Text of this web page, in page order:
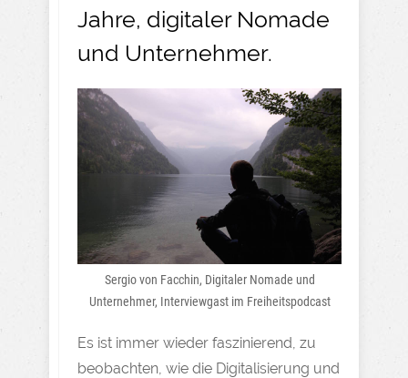
Jahre, digitaler Nomade
und Unternehmer.
Sergio von Facchin, Digitaler Nomade und
Unternehmer, Interviewgast im Freiheitspodcast
Es ist immer wieder faszinierend, zu
beobachten, wie die Digitalisierung und